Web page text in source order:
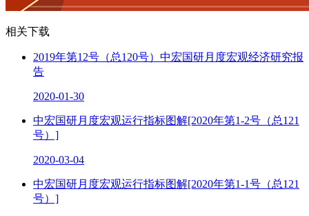
相关下载
2019年第12号（总120号）中宏国研月度宏观经济研究报
告
2020-01-30
中宏国研月度宏观运行指标图解[2020年第1-2号（总121
号）]
2020-03-04
中宏国研月度宏观运行指标图解[2020年第1-1号（总121
号）]